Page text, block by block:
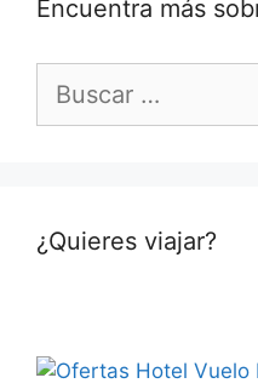
Encuentra más
¿Quieres viajar?